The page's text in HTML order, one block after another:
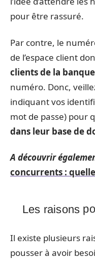
pour être rassuré.
Par contre, le
de l’espace client
clients de la
numéro. Donc,
indiquant vos
mot de passe) pour
dans leur base de
A découvrir
concurrents :
Les raisons
Il existe plusieurs
pousser à avoir